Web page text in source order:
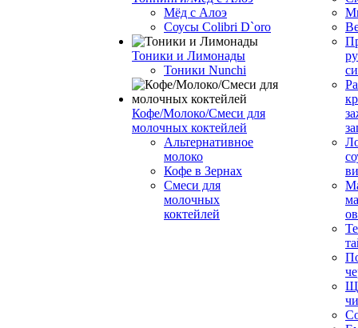
Мёд с Алоэ
Соусы Colibri D`oro
Тоники и Лимонады
Тоники Nunchi
Кофе/Молоко/Смеси для
молочных коктейлей
Альтернативное
молоко
Кофе в Зернах
Смеси для
молочных
коктейлей